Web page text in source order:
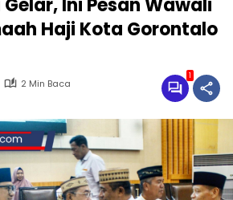
Ini Pesan Wawali
Haji Kota Gorontalo
2 Min Baca
1